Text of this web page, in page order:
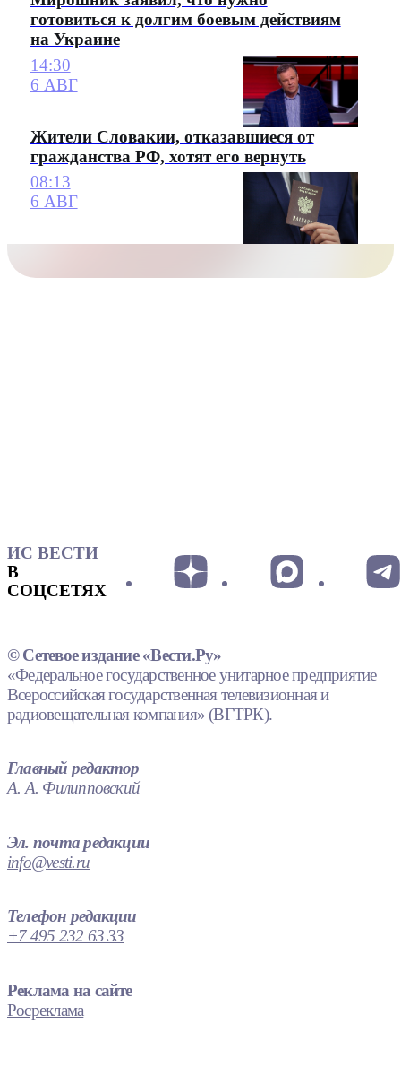
готовиться к долгим боевым действиям
на Украине
14:30
6 АВГ
Жители Словакии, отказавшиеся от
гражданства РФ, хотят его вернуть
08:13
6 АВГ
ИС ВЕСТИ
В
СОЦСЕТЯХ
© Сетевое издание «Вести.Ру»
«Федеральное государственное унитарное предприятие
Всероссийская государственная телевизионная и
радиовещательная компания» (ВГТРК).
Главный редактор
А. А. Филипповский
Эл. почта редакции
info@vesti.ru
Телефон редакции
+7 495 232 63 33
Реклама на сайте
Росреклама